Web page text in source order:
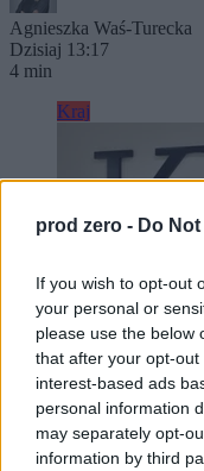
prod zero - Do
If you wish to opt-out
your personal or
please use the below
that after your opt-
interest-based ads
personal information
may separately opt-
information by third
Agnieszka Waś-Turecka
Dzisiaj 13:17
4 min
Kraj